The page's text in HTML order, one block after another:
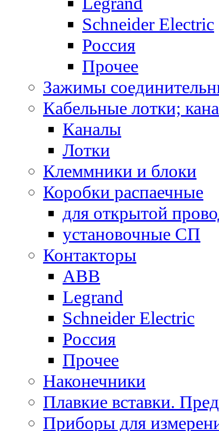
Schneider Electric
Россия
Прочее
Зажимы
Кабельные лотки;
Каналы
Лотки
Клеммники и блоки
Коробки распаечные
для открытой
установочные СП
Контакторы
ABB
Legrand
Schneider Electric
Россия
Прочее
Наконечники
Плавкие вставки.
Приборы для